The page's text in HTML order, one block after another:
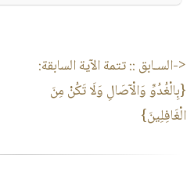
<-السـابق ::تتمة الآية السابقة:
{بِالْغُدُوِّ وَالْآصَالِ وَلَا تَكُنْ مِنَ
الْغَافِلِينَ}‏